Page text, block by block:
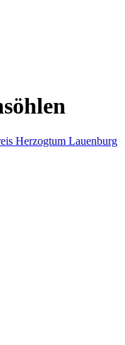
Herzogtum Lauenburg